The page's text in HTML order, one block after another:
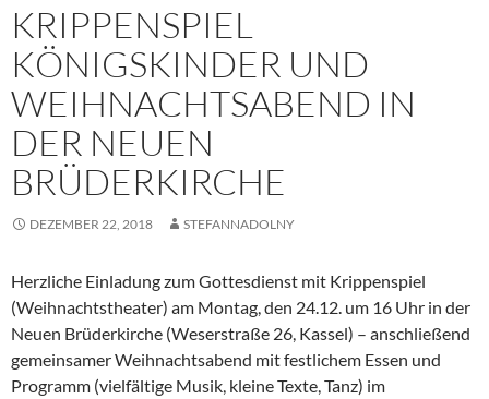
KRIPPENSPIEL
KÖNIGSKINDER UND
WEIHNACHTSABEND IN
DER NEUEN
BRÜDERKIRCHE
DEZEMBER 22, 2018 STEFANNADOLNY
Herzliche Einladung zum Gottesdienst mit Krippenspiel
(Weihnachtstheater) am Montag, den 24.12. um 16 Uhr in der
Neuen Brüderkirche (Weserstraße 26, Kassel) – anschließend
gemeinsamer Weihnachtsabend mit festlichem Essen und
Programm (vielfältige Musik, kleine Texte, Tanz) im